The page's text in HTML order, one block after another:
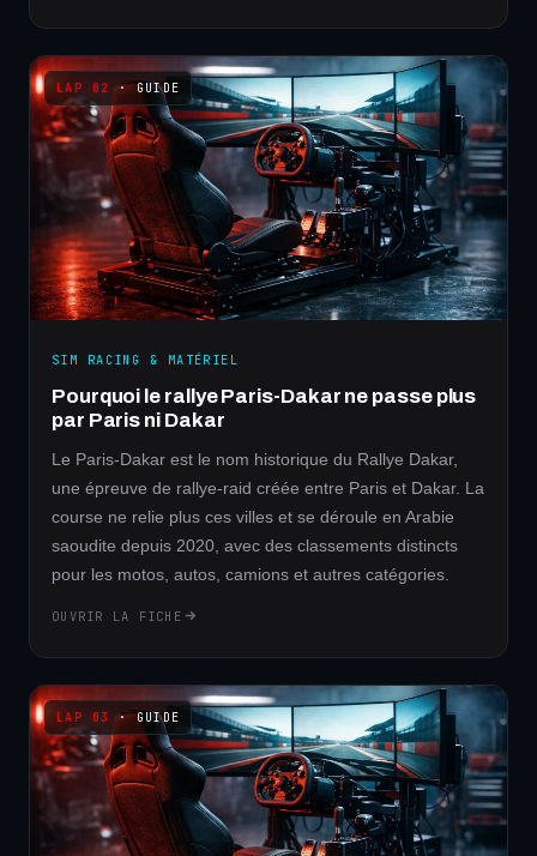
· GUIDE
SIM RACING & MATÉRIEL
Pourquoi le rallye Paris-Dakar ne passe plus
par Paris ni Dakar
Le Paris-Dakar est le nom historique du Rallye Dakar,
une épreuve de rallye-raid créée entre Paris et Dakar. La
course ne relie plus ces villes et se déroule en Arabie
saoudite depuis 2020, avec des classements distincts
pour les motos, autos, camions et autres catégories.
OUVRIR LA FICHE
· GUIDE